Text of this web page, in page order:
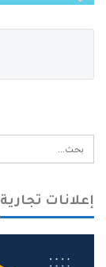
إعلانات تجارية